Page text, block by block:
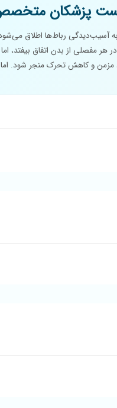
پزشکان
آسیب‌دیدگی رباط‌ها اطلاق
هر مفصلی از بدن اتفاق بیفتد،
و کاهش تحرک منجر شود. اما